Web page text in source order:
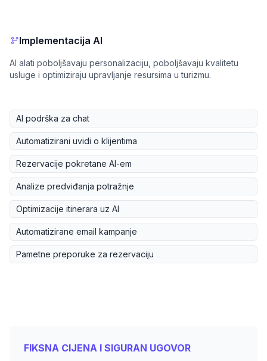
Implementacija AI
AI alati poboljšavaju personalizaciju, poboljšavaju kvalitetu
usluge i optimiziraju upravljanje resursima u turizmu.
AI podrška za chat
Automatizirani uvidi o klijentima
Rezervacije pokretane AI-em
Analize predviđanja potražnje
Optimizacije itinerara uz AI
Automatizirane email kampanje
Pametne preporuke za rezervaciju
FIKSNA CIJENA I SIGURAN UGOVOR